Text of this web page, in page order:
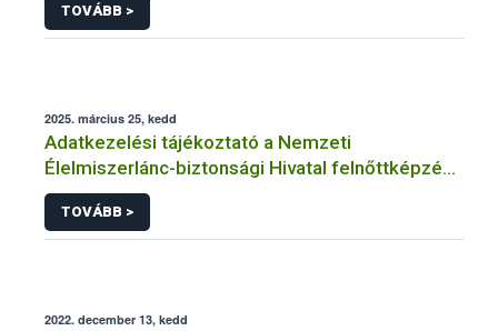
TOVÁBB >
2025. március 25, kedd
Adatkezelési tájékoztató a Nemzeti
Élelmiszerlánc-biztonsági Hivatal felnőttképzési
tevékenységéhez kapcsolódó adatkezeléséhez
TOVÁBB >
2022. december 13, kedd